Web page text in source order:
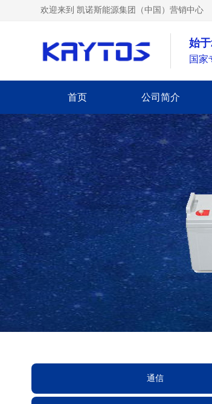
欢迎来到 凯诺斯能源集团（中国）营销中心
始
国家
首页 公司简介
通信